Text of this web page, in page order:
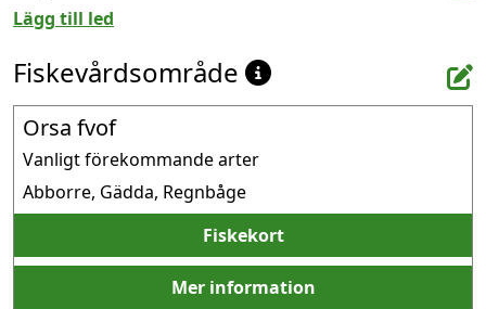
Lägg till led
Fiskevårdsområde
Orsa fvof
Vanligt förekommande arter
Abborre, Gädda, Regnbåge
Fiskekort
Mer information